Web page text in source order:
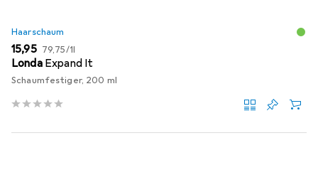
Haarschaum
EUR
15,95 EUR
79,75/1l
Londa Expand It
Schaumfestiger, 200 ml